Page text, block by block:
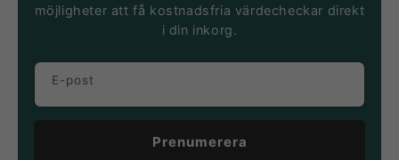
möjligheter att få kostnadsfria värdecheckar direkt
i din inkorg.
E-post
Prenumerera